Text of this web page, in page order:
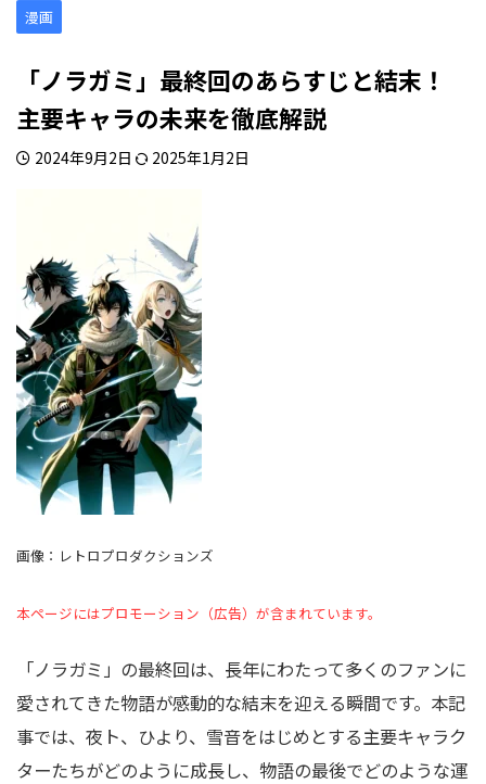
漫画
「ノラガミ」最終回のあらすじと結末！
主要キャラの未来を徹底解説
2024年9月2日 2025年1月2日
画像：レトロプロダクションズ
本ページにはプロモーション（広告）が含まれています。
「ノラガミ」の最終回は、長年にわたって多くのファンに
愛されてきた物語が感動的な結末を迎える瞬間です。本記
事では、夜ト、ひより、雪音をはじめとする主要キャラク
ターたちがどのように成長し、物語の最後でどのような運